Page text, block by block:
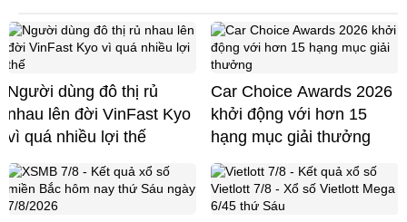
Người dùng đô thị rủ
nhau lên đời VinFast Kyo
vì quá nhiều lợi thế
Car Choice Awards 2026
khởi động với hơn 15
hạng mục giải thưởng